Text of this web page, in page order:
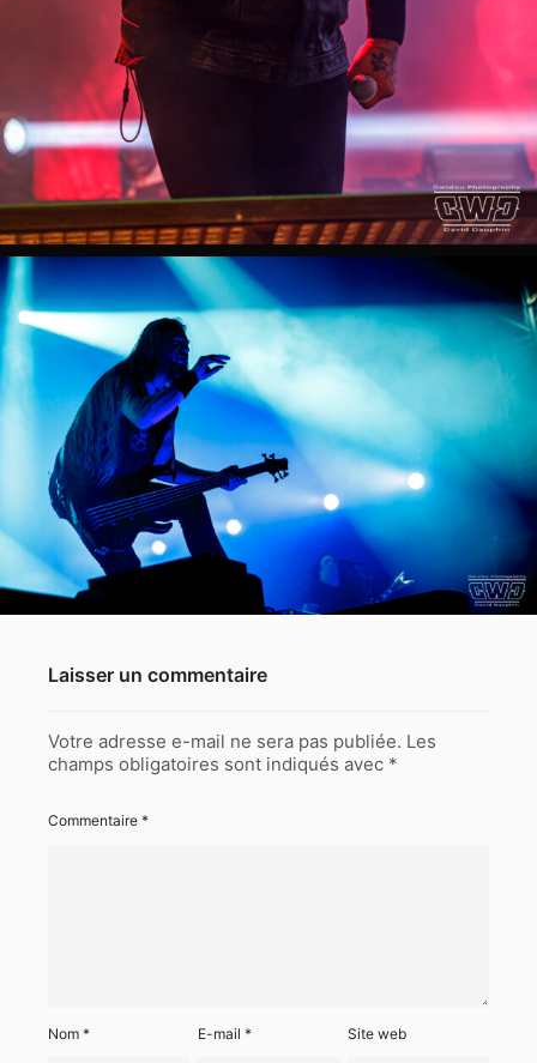
Laisser un commentaire
Votre adresse e-mail ne sera pas publiée. Les
champs obligatoires sont indiqués avec *
Commentaire *
Nom * E-mail* Site web